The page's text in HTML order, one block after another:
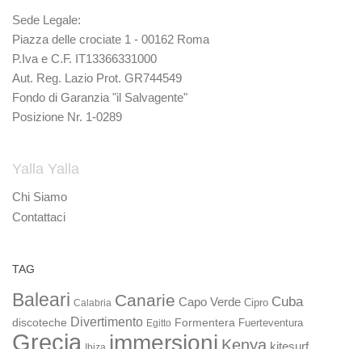
Sede Legale:
Piazza delle crociate 1 - 00162 Roma
P.Iva e C.F. IT13366331000
Aut. Reg. Lazio Prot. GR744549
Fondo di Garanzia "il Salvagente"
Posizione Nr. 1-0289
Yalla Yalla
Chi Siamo
Contattaci
TAG
Baleari Calabria Canarie Capo Verde Cipro Cuba
discoteche Divertimento Egitto Formentera Fuerteventura
Grecia immersioni Kenya kitesurf